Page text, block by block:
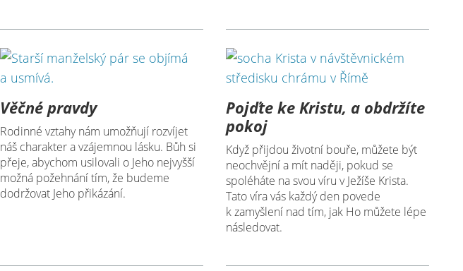
Věčné pravdy
Rodinné vztahy nám umožňují rozvíjet
náš charakter a vzájemnou lásku. Bůh si
přeje, abychom usilovali o Jeho nejvyšší
možná požehnání tím, že budeme
dodržovat Jeho přikázání.
Pojďte ke Kristu, a obdržíte
pokoj
Když přijdou životní bouře, můžete být
neochvějní a mít naději, pokud se
spoléháte na svou víru v Ježíše Krista.
Tato víra vás každý den povede
k zamyšlení nad tím, jak Ho můžete lépe
následovat.